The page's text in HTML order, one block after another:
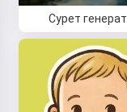
Сурет